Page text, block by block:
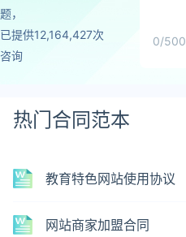
题，
已提供12,164,427次
咨询
0/500
热门合同范本
教育特色网站使用协议
网站商家加盟合同